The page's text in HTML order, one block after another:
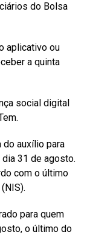
do Bolsa
aplicativo ou
a quinta
social digital
do auxílio para
31 de agosto.
com o último
para quem
o último do